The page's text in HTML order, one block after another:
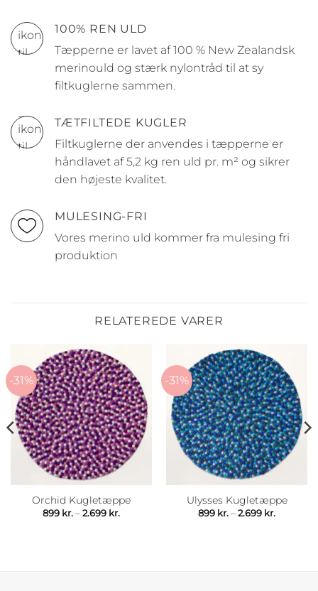
100% REN ULD
Tæpperne er lavet af 100 % New Zealandsk
merinould og stærk nylontråd til at sy
filtkuglerne sammen.
TÆTFILTEDE KUGLER
Filtkuglerne der anvendes i tæpperne er
håndlavet af 5,2 kg ren uld pr. m² og sikrer
den højeste kvalitet.
MULESING-FRI
Vores merino uld kommer fra mulesing fri
produktion
RELATEREDE VARER
-31%
Orchid Kugletæppe
899 kr.–2.699 kr.Prisinterval:
-31%
Ulysses Kugletæppe
899 kr.–2.699 kr.